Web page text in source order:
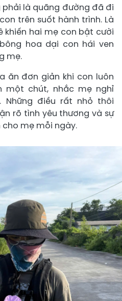
là quãng đường đã đi
trên suốt hành trình. Là
khiến hai mẹ con bật cười
hoa dại con hái ven
mẹ.
ăn đơn giản khi con luôn
một chút, nhắc mẹ nghỉ
Những điều rất nhỏ thôi
rõ tình yêu thương và sự
mẹ mỗi ngày.